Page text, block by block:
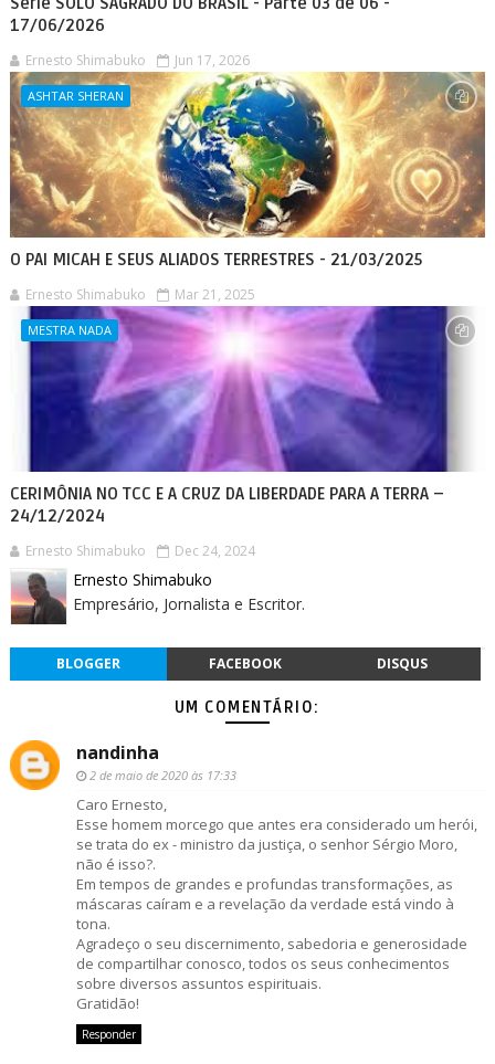
17/06/2026
Ernesto Shimabuko Jun 17, 2026
ASHTAR SHERAN
O PAI MICAH E SEUS ALIADOS TERRESTRES - 21/03/2025
Ernesto Shimabuko Mar 21, 2025
MESTRA NADA
CERIMÔNIA NO TCC E A CRUZ DA LIBERDADE PARA A TERRA –
24/12/2024
Ernesto Shimabuko Dec 24, 2024
Ernesto Shimabuko
Empresário, Jornalista e Escritor.
BLOGGER FACEBOOK DISQUS
UM COMENTÁRIO:
nandinha
2 de maio de 2020 às 17:33
Caro Ernesto,
Esse homem morcego que antes era considerado um herói,
se trata do ex - ministro da justiça, o senhor Sérgio Moro,
não é isso?.
Em tempos de grandes e profundas transformações, as
máscaras caíram e a revelação da verdade está vindo à
tona.
Agradeço o seu discernimento, sabedoria e generosidade
de compartilhar conosco, todos os seus conhecimentos
sobre diversos assuntos espirituais.
Gratidão!
Responder